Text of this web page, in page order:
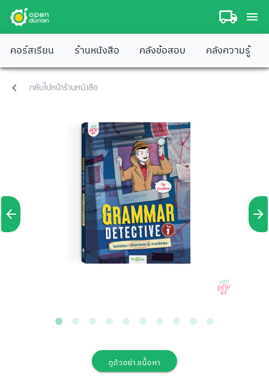
คอร์สเรียน ร้านหนังสือ คลังข้อสอบ คลังความรู้
กลับไปหน้าร้านหนังสือ
ดูตัวอย่างเนื้อหา